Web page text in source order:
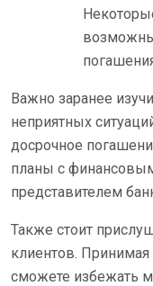
Важно заранее
неприятных
досрочное
планы с
представителем
Также стоит
клиентов.
сможете избежать